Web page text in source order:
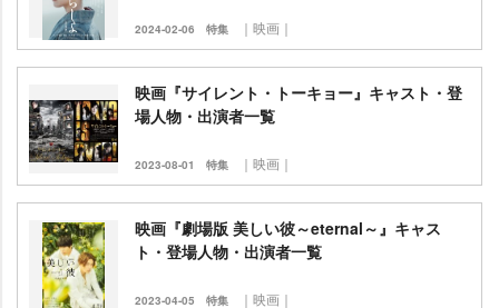
2024-02-06 特集 ｜映画｜
映画『サイレント・トーキョー』キャスト・登
場人物・出演者一覧
2023-08-01 特集 ｜映画｜
映画『劇場版 美しい彼～eternal～』キャス
ト・登場人物・出演者一覧
2023-04-05 特集 ｜映画｜